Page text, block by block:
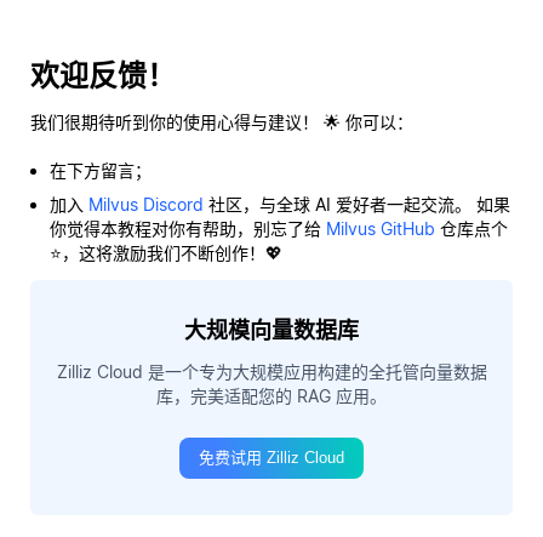
欢迎反馈！
我们很期待听到你的使用心得与建议！ 🌟 你可以：
在下方留言；
加入 Milvus Discord 社区，与全球 AI 爱好者一起交流。 如果
你觉得本教程对你有帮助，别忘了给 Milvus GitHub 仓库点个
⭐，这将激励我们不断创作！💖
大规模向量数据库
Zilliz Cloud 是一个专为大规模应用构建的全托管向量数据
库，完美适配您的 RAG 应用。
免费试用 Zilliz Cloud